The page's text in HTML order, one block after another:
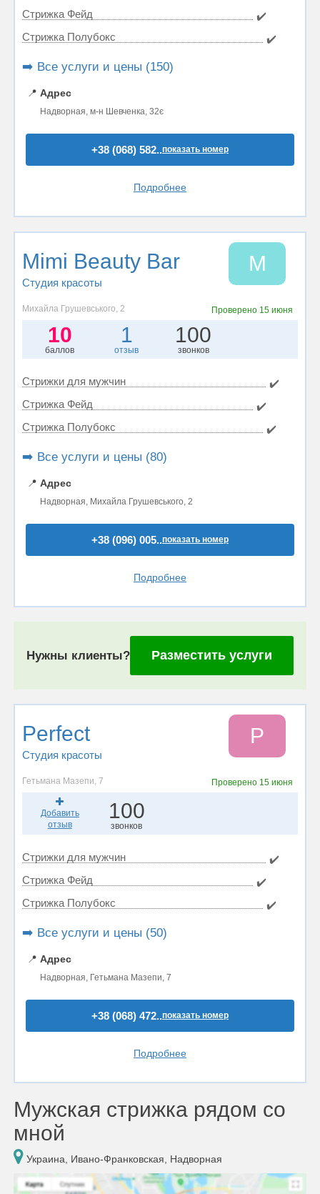
Стрижка Фейд
✔️
Стрижка Полубокс
✔️
➡️ Все услуги и цены (150)
📍 Адрес
Надворная, м-н Шевченка, 32є
+38 (068) 582..показать номер
Подробнее
Mimi Beauty Bar
Студия красоты
M
Михайла Грушевського, 2 Проверено 15 июня
10
баллов
1
отзыв
100
звонков
Стрижки для мужчин
✔️
Стрижка Фейд
✔️
Стрижка Полубокс
✔️
➡️ Все услуги и цены (80)
📍 Адрес
Надворная, Михайла Грушевського, 2
+38 (096) 005..показать номер
Подробнее
Нужны клиенты? Разместить услуги
Perfect
Студия красоты
P
Гетьмана Мазепи, 7 Проверено 15 июня
Добавить
отзыв
100
звонков
Стрижки для мужчин
✔️
Стрижка Фейд
✔️
Стрижка Полубокс
✔️
➡️ Все услуги и цены (50)
📍 Адрес
Надворная, Гетьмана Мазепи, 7
+38 (068) 472..показать номер
Подробнее
Мужская стрижка рядом со
мной
Украина, Ивано-Франковская, Надворная